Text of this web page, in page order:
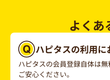
よくあ
ハピタスの利用に
ハピタスの会員登録自体は
ご安心ください。